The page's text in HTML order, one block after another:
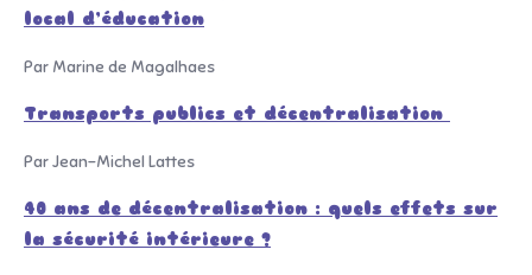
local d’éducation
Par Marine de Magalhaes
Transports publics et décentralisation
Par Jean-Michel Lattes
40 ans de décentralisation : quels effets sur
la sécurité intérieure ?